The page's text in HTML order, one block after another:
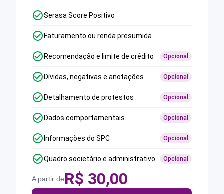
Serasa Score Positivo
Faturamento ou renda presumida
Recomendação e limite de crédito Opcional
Dívidas, negativas e anotações Opcional
Detalhamento de protestos Opcional
Dados comportamentais Opcional
Informações do SPC Opcional
Quadro societário e administrativo Opcional
A partir deR$ 30,00